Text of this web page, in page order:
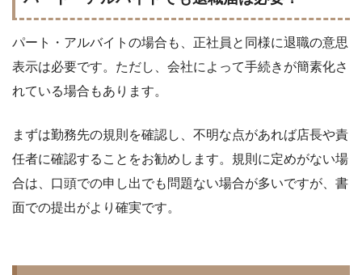
パート・アルバイトの場合も、正社員と同様に退職の意思
表示は必要です。ただし、会社によって手続きが簡素化さ
れている場合もあります。
まずは勤務先の規則を確認し、不明な点があれば店長や責
任者に確認することをお勧めします。規則に定めがない場
合は、口頭での申し出でも問題ない場合が多いですが、書
面での提出がより確実です。